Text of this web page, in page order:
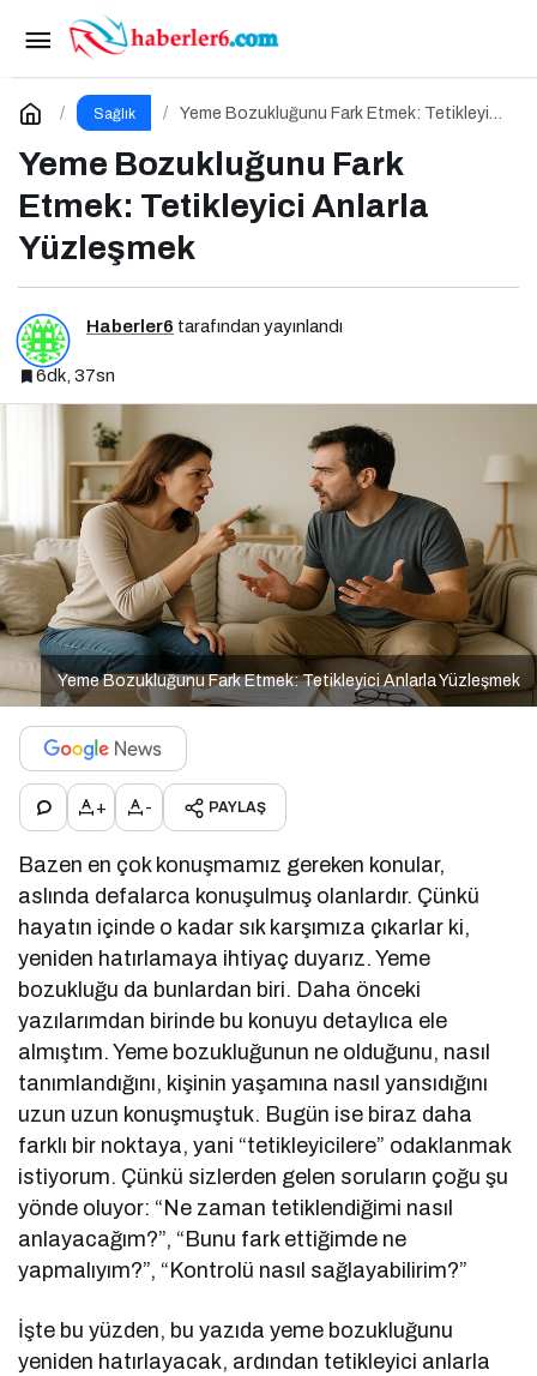
Sağlık
Yeme Bozukluğunu Fark Etmek: Tetikleyici
Yeme Bozukluğunu Fark
Etmek: Tetikleyici Anlarla
Yüzleşmek
Haberler6 tarafından yayınlandı
6dk, 37sn
Yeme Bozukluğunu Fark Etmek: Tetikleyici Anlarla Yüzleşmek
+ - PAYLAŞ
Bazen en çok konuşmamız gereken konular,
aslında defalarca konuşulmuş olanlardır. Çünkü
hayatın içinde o kadar sık karşımıza çıkarlar ki,
yeniden hatırlamaya ihtiyaç duyarız. Yeme
bozukluğu da bunlardan biri. Daha önceki
yazılarımdan birinde bu konuyu detaylıca ele
almıştım. Yeme bozukluğunun ne olduğunu, nasıl
tanımlandığını, kişinin yaşamına nasıl yansıdığını
uzun uzun konuşmuştuk. Bugün ise biraz daha
farklı bir noktaya, yani “tetikleyicilere” odaklanmak
istiyorum. Çünkü sizlerden gelen soruların çoğu şu
yönde oluyor: “Ne zaman tetiklendiğimi nasıl
anlayacağım?”, “Bunu fark ettiğimde ne
yapmalıyım?”, “Kontrolü nasıl sağlayabilirim?”
İşte bu yüzden, bu yazıda yeme bozukluğunu
yeniden hatırlayacak, ardından tetikleyici anlarla
Çiğneme Süresi ve Beyin Doygunluk Sinyalleri
Yorum Yap